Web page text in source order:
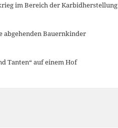
im Bereich der Karbidherstellung
abgehenden Bauernkinder
Tanten“ auf einem Hof